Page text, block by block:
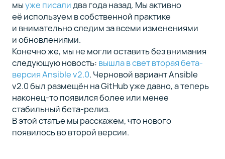
мыуже писалидва года назад. Мы активно
её используем в собственной практике
и внимательно следим за всеми изменениями
и обновлениями.
Конечно же, мы не могли оставить без внимания
следующую новость: вышла в свет вторая бета-
версия Ansible v2.0. Черновой вариант Ansible
v2.0 был размещён на GitHub уже давно, а теперь
наконец-то появился более или менее
стабильный бета-релиз.
В этой статье мы расскажем, что нового
появилось во второй версии.